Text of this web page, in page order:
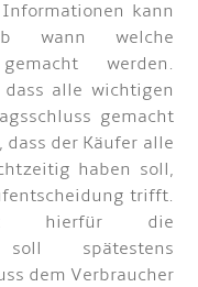
kann
wann welche
werden.
alle wichtigen
gemacht
der Käufer alle
haben soll,
trifft.
hierfür die
spätestens
dem Verbraucher